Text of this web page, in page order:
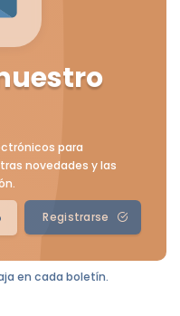
para
novedades y las
Registrarse
en cada boletín.